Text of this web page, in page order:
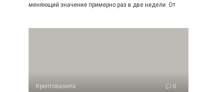
меняющий значение примерно раз в две недели. От
Криптовалюта 0